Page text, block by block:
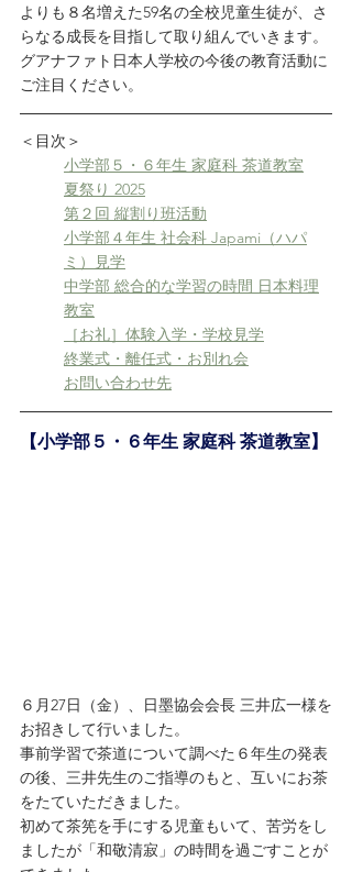
よりも８名増えた59名の全校児童生徒が、さ
らなる成長を目指して取り組んでいきます。
グアナファト日本人学校の今後の教育活動に
ご注目ください。
＜目次＞
小学部５・６年生 家庭科 茶道教室
夏祭り 2025
第２回 縦割り班活動
小学部４年生 社会科 Japami（ハパ
ミ）見学
中学部 総合的な学習の時間 日本料理
教室
［お礼］体験入学・学校見学
終業式・離任式・お別れ会
お問い合わせ先
【小学部５・６年生 家庭科 茶道教室】
６月27日（金）、日墨協会会長 三井広一様を
お招きして行いました。
事前学習で茶道について調べた６年生の発表
の後、三井先生のご指導のもと、互いにお茶
をたていただきました。
初めて茶筅を手にする児童もいて、苦労をし
ましたが「和敬清寂」の時間を過ごすことが